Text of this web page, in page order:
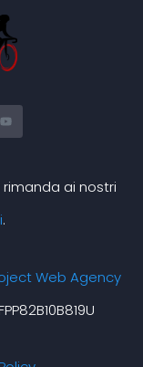
Y
o
t
ai nostri
.
Web Agency